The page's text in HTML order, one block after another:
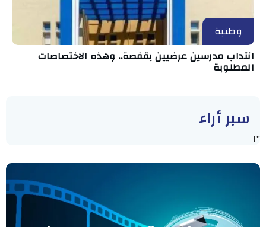
وطنية
انتداب مدرسين عرضيين بقفصة.. وهذه الاختصاصات
المطلوبة
سبر أراء
"]